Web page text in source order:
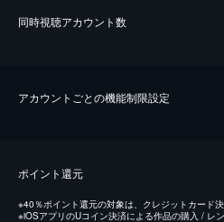
同時視聴アカウント数
アカウントごとの機能制限設定
ポイント還元
※40％ポイント還元の対象は、クレジットカード
※iOSアプリのUコイン決済による作品の購入 / レ